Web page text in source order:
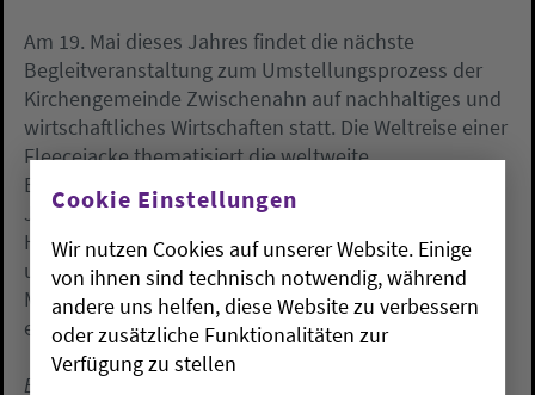
Am 19. Mai dieses Jahres findet die nächste
Begleitveranstaltung zum Umstellungsprozess der
Kirchengemeinde Zwischenahn auf nachhaltiges und
wirtschaftliches Wirtschaften statt. Die Weltreise einer
Fleecejacke thematisiert die weltweite
Bekleidungsproduktion und wendet sich an
Jugendliche ab zwölf Jahre. Autor Wolfgang Korn,
Hannover, kommt nach Bad Zwischenahn und liest
um 16.00 Uhr und um 18.00 Uhr in der Bibliothek am
Meer aus seinem Buch. Jugendliche sind herzlich
eingeladen. Der Eintritt ist frei.
Ein Beitrag von Peter Tobiassen vom Evangelischen
Cookie Einstellungen
Wir nutzen Cookies auf unserer Website. Einige
von ihnen sind technisch notwendig, während
andere uns helfen, diese Website zu verbessern
oder zusätzliche Funktionalitäten zur
Verfügung zu stellen